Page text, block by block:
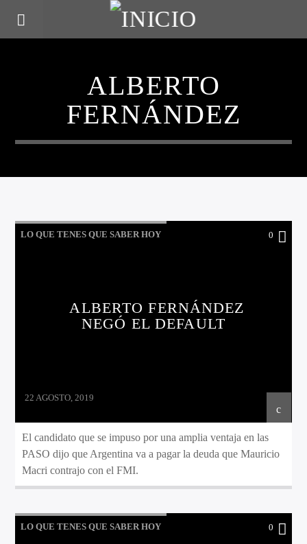
ALBERTO
FERNÁNDEZ
LO QUE TENES QUE SABER HOY 0
ALBERTO FERNÁNDEZ
NEGÓ EL DEFAULT
22 AGOSTO, 2019
El candidato que se impuso por una amplia ventaja en las
PASO dijo que Argentina va a pagar la deuda que Mauricio
Macri contrajo con el FMI.
LO QUE TENES QUE SABER HOY 0